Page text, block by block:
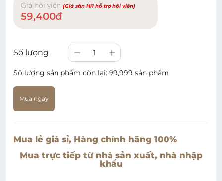
Giá hội viên (Giá sàn Hi1 hỗ trợ hội viên)
59,400đ
Số lượng 1
Số lượng sản phẩm còn lại: 99,999 sản phẩm
Mua ngay
Mua lẻ giá sỉ, Hàng chính hãng 100%
Mua trực tiếp từ nhà sản xuất, nhà nhập
khẩu